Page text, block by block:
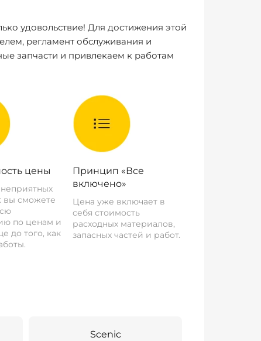
удовольствие! Для достижения этой
регламент обслуживания и
запчасти и привлекаем к работам
цены
вы сможете
по ценам и
до того, как
Принцип «Все
включено»
Цена уже включает в
себя стоимость
расходных материалов,
запасных частей и работ.
Scenic